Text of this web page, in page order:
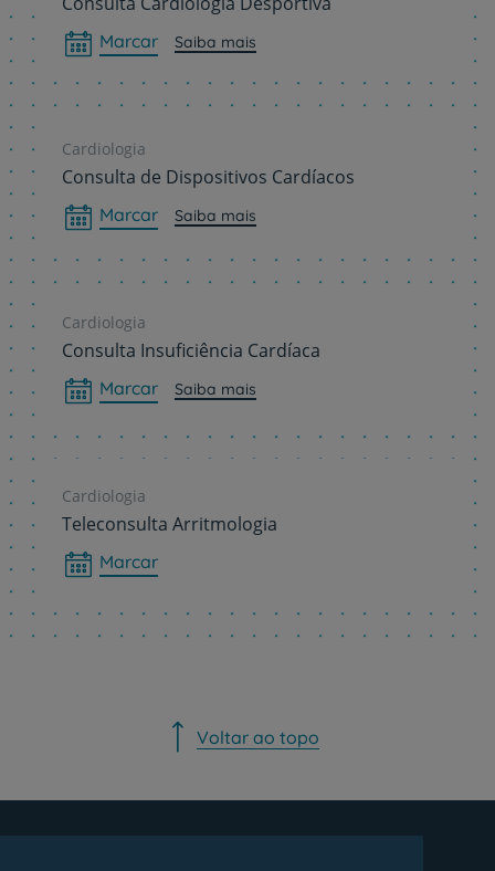
Marcar Saiba mais
Cardiologia
Consulta de Dispositivos Cardíacos
Marcar Saiba mais
Cardiologia
Consulta Insuficiência Cardíaca
Marcar Saiba mais
Cardiologia
Teleconsulta Arritmologia
Marcar
Voltar ao topo